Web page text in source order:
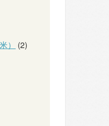
）
(2)